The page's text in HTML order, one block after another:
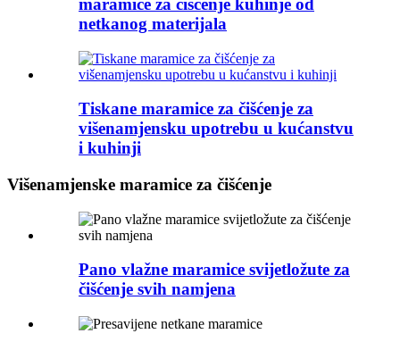
maramice za čišćenje kuhinje od
netkanog materijala
Tiskane maramice za čišćenje za
višenamjensku upotrebu u kućanstvu
i kuhinji
Višenamjenske maramice za čišćenje
Pano vlažne maramice svijetložute za
čišćenje svih namjena